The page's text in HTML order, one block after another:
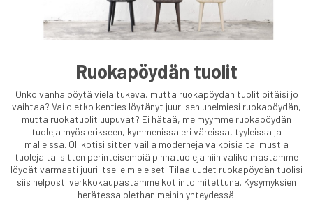
Ruokapöydän tuolit
Onko vanha pöytä vielä tukeva, mutta ruokapöydän tuolit pitäisi jo
vaihtaa? Vai oletko kenties löytänyt juuri sen unelmiesi ruokapöydän,
mutta ruokatuolit uupuvat? Ei hätää, me myymme ruokapöydän
tuoleja myös erikseen, kymmenissä eri väreissä, tyyleissä ja
malleissa. Oli kotisi sitten vailla moderneja valkoisia tai mustia
tuoleja tai sitten perinteisempiä pinnatuoleja niin valikoimastamme
löydät varmasti juuri itselle mieleiset. Tilaa uudet ruokapöydän tuolisi
siis helposti verkkokaupastamme kotiintoimitettuna. Kysymyksien
herätessä olethan meihin yhteydessä.